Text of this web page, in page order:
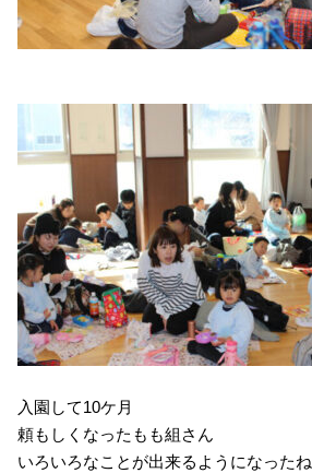
入園して10ケ月
頼もしくなったもも組さん
いろいろなことが出来るようになったね